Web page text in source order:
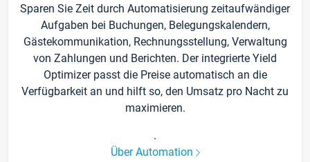
Sparen Sie Zeit durch Automatisierung zeitaufwändiger
Aufgaben bei Buchungen, Belegungskalendern,
Gästekommunikation, Rechnungsstellung, Verwaltung
von Zahlungen und Berichten. Der integrierte Yield
Optimizer passt die Preise automatisch an die
Verfügbarkeit an und hilft so, den Umsatz pro Nacht zu
maximieren.
.
Über Automation